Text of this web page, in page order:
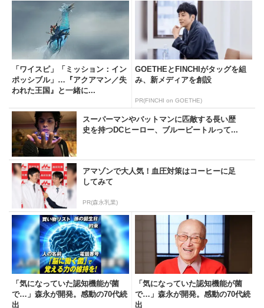
「ワイスピ」「ミッション：イン
ポッシブル」…『アクアマン／失
われた王国』と一緒に...
GOETHEとFINCHIがタッグを組
み、新メディアを創設
PR(FINCHI on GOETHE)
スーパーマンやバットマンに匹敵する長い歴
史を持つDCヒーロー、ブルービートルって...
アマゾンで大人気！血圧対策はコーヒーに足
してみて
PR(森永乳業)
「気になっていた認知機能が菌
で…」森永が開発。感動の70代続
出
「気になっていた認知機能が菌
で…」森永が開発。感動の70代続
出